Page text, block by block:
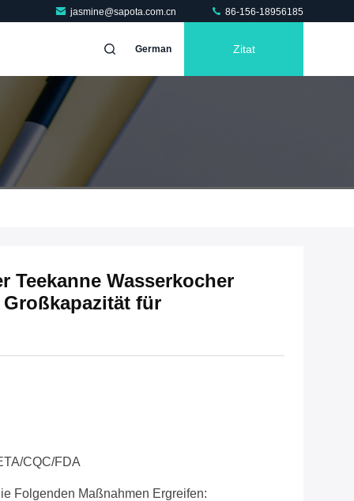
jasmine@sapota.com.cn 86-156-18956185
German Zitat
Teekanne Wasserkocher
für
CQC/FDA
Folgenden Maßnahmen Ergreifen: